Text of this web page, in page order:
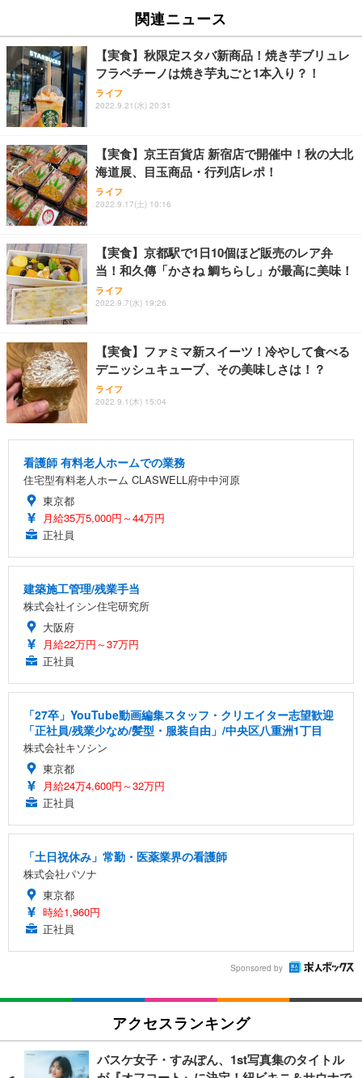
関連ニュース
【実食】秋限定スタバ新商品！焼き芋ブリュレ
フラペチーノは焼き芋丸ごと1本入り？！
ライフ
2022.9.21(水) 20:31
【実食】京王百貨店 新宿店で開催中！秋の大北
海道展、目玉商品・行列店レポ！
ライフ
2022.9.17(土) 10:16
【実食】京都駅で1日10個ほど販売のレア弁
当！和久傳「かさね 鯛ちらし」が最高に美味！
ライフ
2022.9.7(水) 19:26
【実食】ファミマ新スイーツ！冷やして食べる
デニッシュキューブ、その美味しさは！？
ライフ
2022.9.1(木) 15:04
看護師 有料老人ホームでの業務
住宅型有料老人ホーム CLASWELL府中中河原
東京都
月給35万5,000円～44万円
正社員
建築施工管理/残業手当
株式会社イシン住宅研究所
大阪府
月給22万円～37万円
正社員
「27卒」YouTube動画編集スタッフ・クリエイター志望歓迎
「正社員/残業少なめ/髪型・服装自由」/中央区八重洲1丁目
株式会社キソシン
東京都
月給24万4,600円～32万円
正社員
「土日祝休み」常勤・医薬業界の看護師
株式会社パソナ
東京都
時給1,960円
正社員
Sponsored by
アクセスランキング
バスケ女子・すみぽん、1st写真集のタイトル